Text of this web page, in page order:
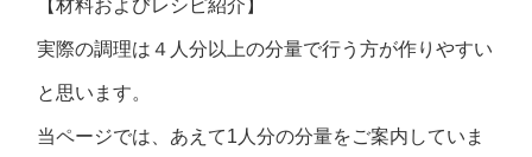
【材料およびレシピ紹介】
実際の調理は４人分以上の分量で行う方が作りやすい
と思います。
当ページでは、あえて1人分の分量をご案内していま